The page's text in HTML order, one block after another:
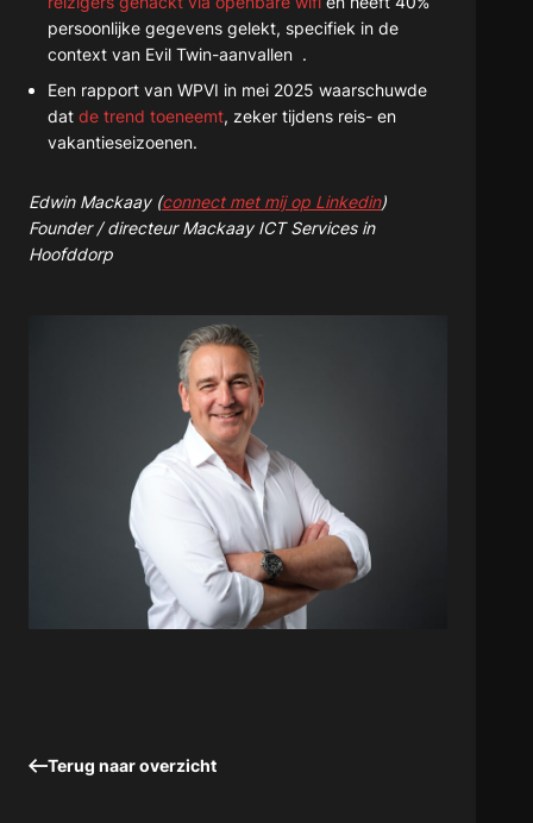
persoonlijke gegevens gelekt, specifiek in de
context van Evil Twin-aanvallen .
Een rapport van WPVI in mei 2025 waarschuwde
dat de trend toeneemt, zeker tijdens reis- en
vakantieseizoenen.
Edwin Mackaay (connect met mij op Linkedin)
Founder / directeur Mackaay ICT Services in
Hoofddorp
Terug naar overzicht